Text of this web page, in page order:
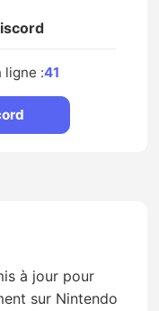
ligne :41
à jour pour
sur Nintendo